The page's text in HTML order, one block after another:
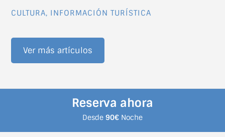
CULTURA, INFORMACIÓN TURÍSTICA
Ver más artículos
Reserva ahora
Desde 90€ Noche